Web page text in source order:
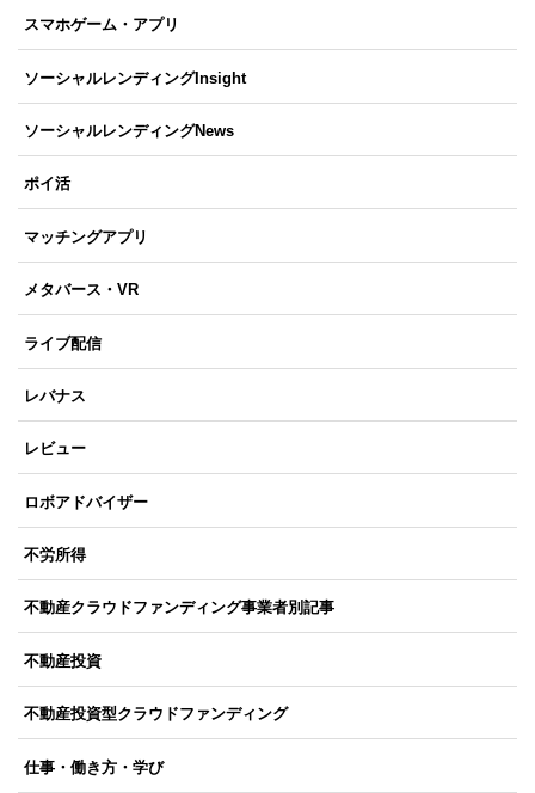
スマホゲーム・アプリ
ソーシャルレンディングInsight
ソーシャルレンディングNews
ポイ活
マッチングアプリ
メタバース・VR
ライブ配信
レバナス
レビュー
ロボアドバイザー
不労所得
不動産クラウドファンディング事業者別記事
不動産投資
不動産投資型クラウドファンディング
仕事・働き方・学び